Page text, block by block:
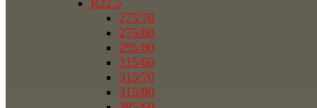
R22.5
275/70
275/80
295/80
315/60
315/70
315/80